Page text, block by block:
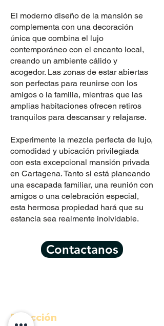
El moderno diseño de la mansión se
complementa con una decoración
única que combina el lujo
contemporáneo con el encanto local,
creando un ambiente cálido y
acogedor. Las zonas de estar abiertas
son perfectas para reunirse con los
amigos o la familia, mientras que las
amplias habitaciones ofrecen retiros
tranquilos para descansar y relajarse.
Experimente la mezcla perfecta de lujo,
comodidad y ubicación privilegiada
con esta excepcional mansión privada
en Cartagena. Tanto si está planeando
una escapada familiar, una reunión con
amigos o una celebración especial,
esta hermosa propiedad hará que su
estancia sea realmente inolvidable.
Contactanos
Dirección